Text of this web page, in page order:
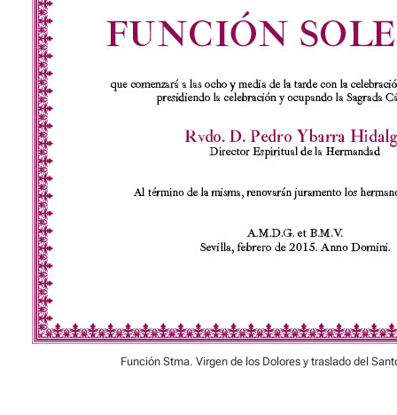
Función Stma. Virgen de los Dolores y traslado del